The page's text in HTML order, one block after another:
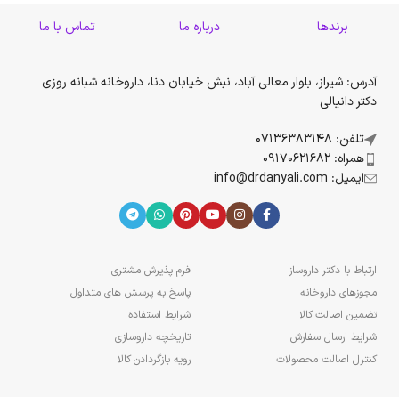
برندها درباره ما تماس با ما
آدرس: شیراز، بلوار معالی آباد، نبش خیابان دنا، داروخانه شبانه روزی
دکتر دانیالی
تلفن: 07136383148
همراه: 09170621682
ایمیل: info@drdanyali.com
ارتباط با دکتر داروساز
مجوزهای داروخانه
تضمین اصالت کالا
شرایط ارسال سفارش
کنترل اصالت محصولات
فرم پذیرش مشتری
پاسخ به پرسش های متداول
شرایط استفاده
تاریخچه داروسازی
رویه بازگردادن کالا